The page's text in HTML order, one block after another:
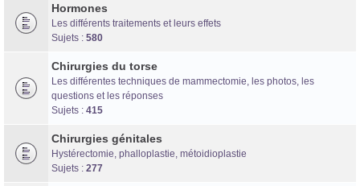
Hormones
Les différents traitements et leurs effets
Sujets : 580
Chirurgies du torse
Les différentes techniques de mammectomie, les photos, les
questions et les réponses
Sujets : 415
Chirurgies génitales
Hystérectomie, phalloplastie, métoidioplastie
Sujets : 277